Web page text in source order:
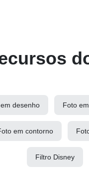
desenho Foto
em contorno
Filtro Disney